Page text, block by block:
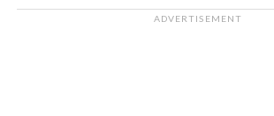
ADVERTISEMENT